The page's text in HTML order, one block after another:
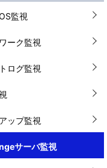
監視
ーク監視
ログ監視
ップ監視
サーバ監視